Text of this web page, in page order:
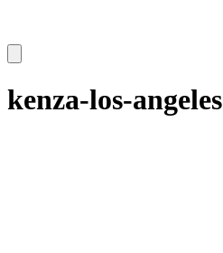
kenza-los-angeles